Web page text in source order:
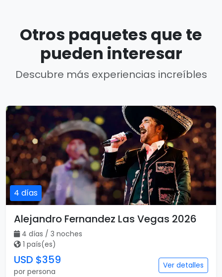
Otros paquetes que te
pueden interesar
Descubre más experiencias increíbles
4 días
Alejandro Fernandez Las Vegas 2026
4 días / 3 noches
1 país(es)
USD $359
por persona
Ver detalles